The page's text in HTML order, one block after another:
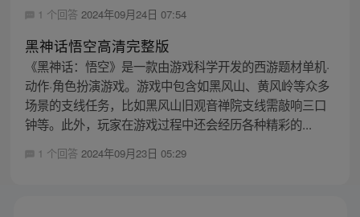
1 个回答 2024年09月24日 07:54
黑神话悟空高清完整版
《黑神话：悟空》是一款由游戏科学开发的西游题材单机·
动作·角色扮演游戏。游戏中包含如黑风山、黄风岭等众多
场景的支线任务，比如黑风山旧观音禅院支线需敲响三口
钟等。此外，玩家在游戏过程中还会经历各种精彩的...
1 个回答 2024年09月23日 05:29